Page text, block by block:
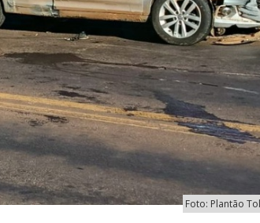
Foto: Plantão